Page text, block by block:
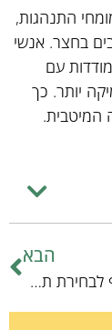
התנהגות,
בחצר. אנשי
עם
יותר. כך
המיטבית.
הבא
המדריך המקיף לבחירת תחזוקה תקופתית מהירה ויעילה